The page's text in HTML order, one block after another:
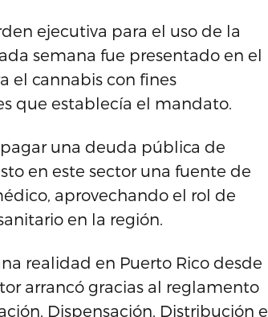
ejecutiva para el uso de la
semana fue presentado en el
el cannabis con fines
que establecía el mandato.
una deuda pública de
en este sector una fuente de
aprovechando el rol de
en la región.
realidad en Puerto Rico desde
arrancó gracias al reglamento
Dispensación, Distribución e